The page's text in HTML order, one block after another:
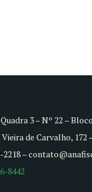
3 – Nº 22 –
de Carvalho, 172
2218 –
8442